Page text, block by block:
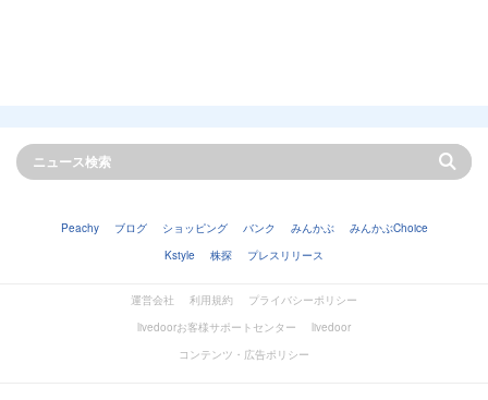
Peachy ブログ ショッピング バンク みんかぶ
みんかぶChoice
Kstyle
株探 プレスリリース
運営会社 利用規約
プライバシーポリシー
livedoorお客様サポートセンター
livedoor
コンテンツ・広告ポリシー